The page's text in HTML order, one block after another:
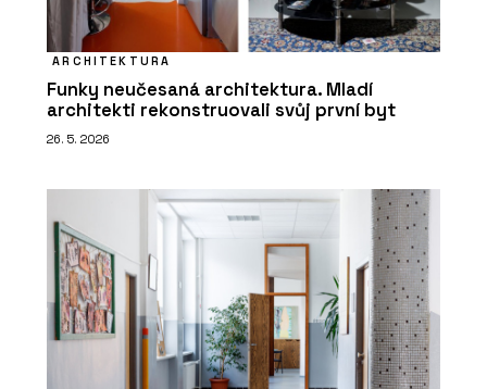
ARCHITEKTURA
Funky neučesaná architektura. Mladí
architekti rekonstruovali svůj první byt
26. 5. 2026